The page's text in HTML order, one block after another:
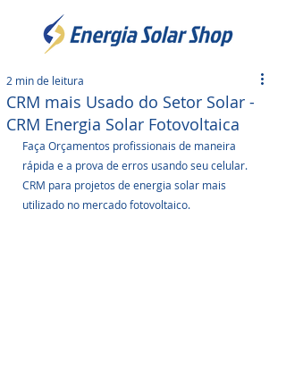
CRM mais Usado do Setor Solar -
CRM Energia Solar Fotovoltaica
2 min de leitura
Faça Orçamentos profissionais de maneira
rápida e a prova de erros usando seu celular.
CRM para projetos de energia solar mais
utilizado no mercado fotovoltaico.